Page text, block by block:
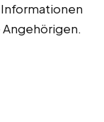
Angehörigen.